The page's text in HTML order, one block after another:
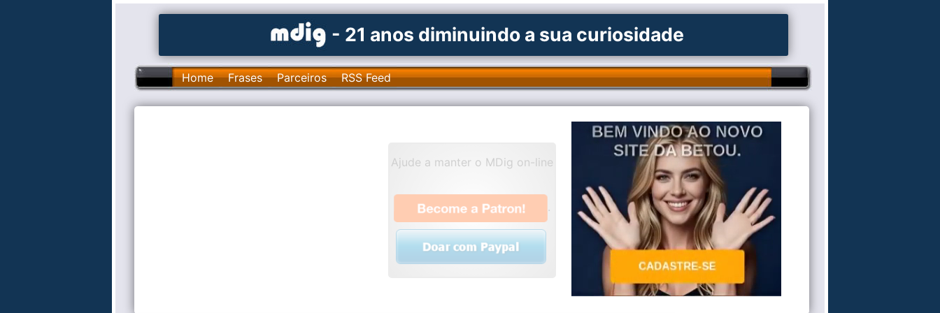
- 21 anos diminuindo a sua curiosidade
Home Frases Parceiros RSS Feed
Ajude a manter o MDig on-line
.